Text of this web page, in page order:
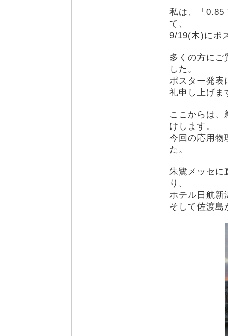
私は、「0.85
て、
9/19(木)にポ
多くの方にご
した。
ポスター発表
礼申し上げま
ここからは
けします。
今回の応用物
た。
朱鷺メッセに
り、
ホテル日航新
そして佐渡島